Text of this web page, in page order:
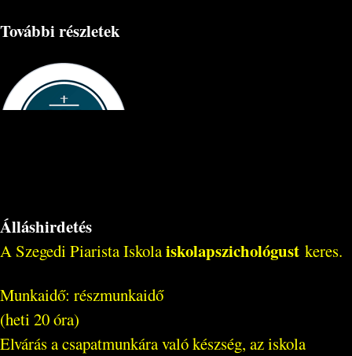
További részletek
Álláshirdetés
A Szegedi Piarista Iskolaiskolapszichológust keres.
Munkaidő: részmunkaidő
(heti 20 óra)
Elvárás a csapatmunkára való készség, az iskola